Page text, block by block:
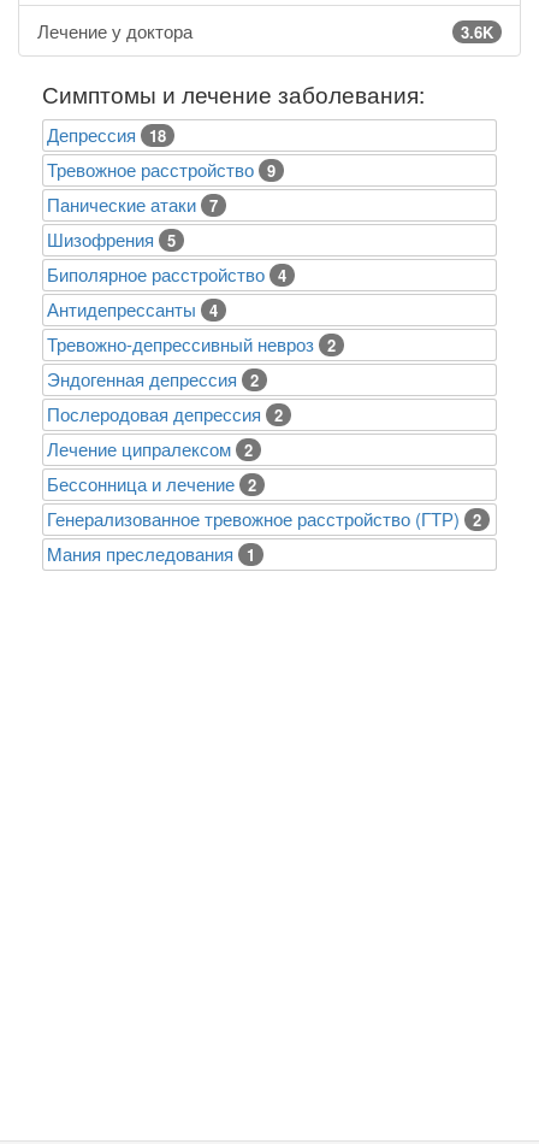
Лечение у доктора 3.6K
Симптомы и лечение заболевания:
Депрессия 18
Тревожное расстройство 9
Панические атаки 7
Шизофрения 5
Биполярное расстройство 4
Антидепрессанты 4
Тревожно-депрессивный невроз 2
Эндогенная депрессия 2
Послеродовая депрессия 2
Лечение ципралексом 2
Бессонница и лечение 2
Генерализованное тревожное расстройство (ГТР) 2
Mания преследования 1